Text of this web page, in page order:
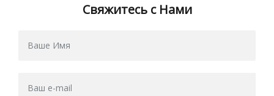
Свяжитесь с Нами